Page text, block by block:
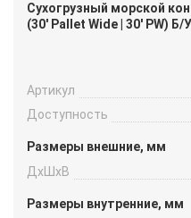
Сухогрузный морской
(30′ Pallet Wide | 30′ PW) Б/У
Артикул
Доступность
Размеры внешние, мм
ДxШxВ
Размеры внутренние, мм